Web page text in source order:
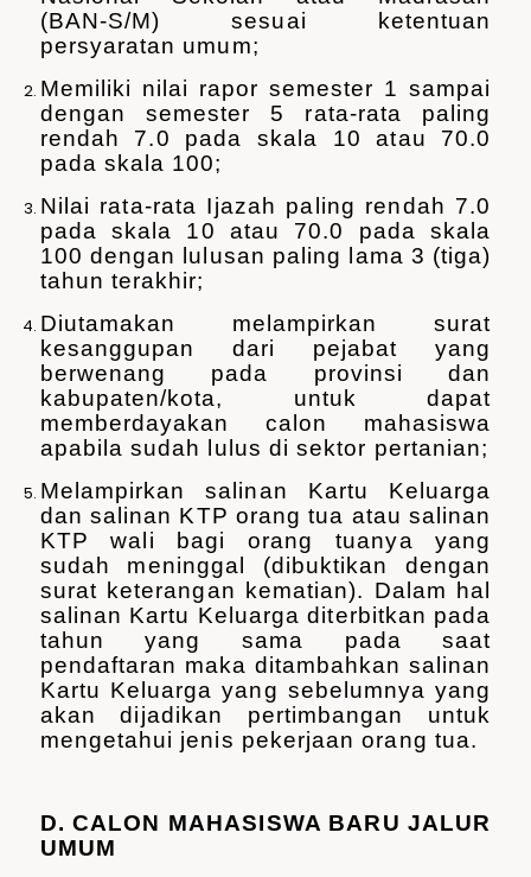
(BAN-S/M) sesuai ketentuan
persyaratan umum;
Memiliki nilai rapor semester 1 sampai
dengan semester 5 rata-rata paling
rendah 7.0 pada skala 10 atau 70.0
pada skala 100;
Nilai rata-rata Ijazah paling rendah 7.0
pada skala 10 atau 70.0 pada skala
100 dengan lulusan paling lama 3 (tiga)
tahun terakhir;
Diutamakan melampirkan surat
kesanggupan dari pejabat yang
berwenang pada provinsi dan
kabupaten/kota, untuk dapat
memberdayakan calon mahasiswa
apabila sudah lulus di sektor pertanian;
Melampirkan salinan Kartu Keluarga
dan salinan KTP orang tua atau salinan
KTP wali bagi orang tuanya yang
sudah meninggal (dibuktikan dengan
surat keterangan kematian). Dalam hal
salinan Kartu Keluarga diterbitkan pada
tahun yang sama pada saat
pendaftaran maka ditambahkan salinan
Kartu Keluarga yang sebelumnya yang
akan dijadikan pertimbangan untuk
mengetahui jenis pekerjaan orang tua.
D. CALON MAHASISWA BARU JALUR
UMUM